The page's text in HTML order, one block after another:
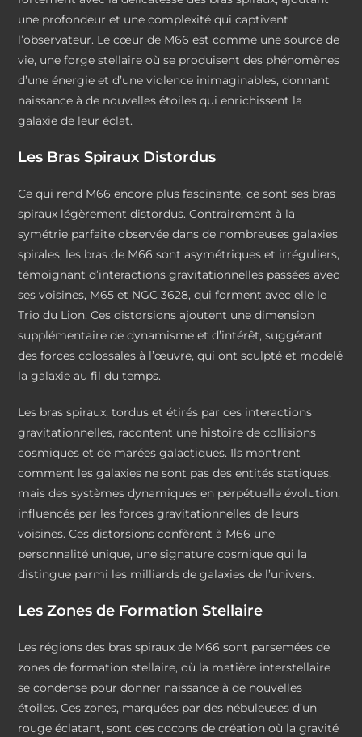
une profondeur et une complexité qui captivent
l’observateur. Le cœur de M66 est comme une source de
vie, une forge stellaire où se produisent des phénomènes
d’une énergie et d’une violence inimaginables, donnant
naissance à de nouvelles étoiles qui enrichissent la
galaxie de leur éclat.
Les Bras Spiraux Distordus
Ce qui rend M66 encore plus fascinante, ce sont ses bras
spiraux légèrement distordus. Contrairement à la
symétrie parfaite observée dans de nombreuses galaxies
spirales, les bras de M66 sont asymétriques et irréguliers,
témoignant d’interactions gravitationnelles passées avec
ses voisines, M65 et NGC 3628, qui forment avec elle le
Trio du Lion. Ces distorsions ajoutent une dimension
supplémentaire de dynamisme et d’intérêt, suggérant
des forces colossales à l’œuvre, qui ont sculpté et modelé
la galaxie au fil du temps.
Les bras spiraux, tordus et étirés par ces interactions
gravitationnelles, racontent une histoire de collisions
cosmiques et de marées galactiques. Ils montrent
comment les galaxies ne sont pas des entités statiques,
mais des systèmes dynamiques en perpétuelle évolution,
influencés par les forces gravitationnelles de leurs
voisines. Ces distorsions confèrent à M66 une
personnalité unique, une signature cosmique qui la
distingue parmi les milliards de galaxies de l’univers.
Les Zones de Formation Stellaire
Les régions des bras spiraux de M66 sont parsemées de
zones de formation stellaire, où la matière interstellaire
se condense pour donner naissance à de nouvelles
étoiles. Ces zones, marquées par des nébuleuses d’un
rouge éclatant, sont des cocons de création où la gravité